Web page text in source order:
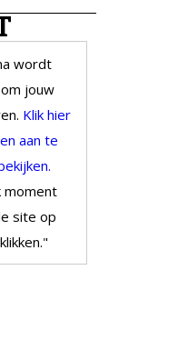
wordt
jouw
Klik hier
aan te
moment
site op